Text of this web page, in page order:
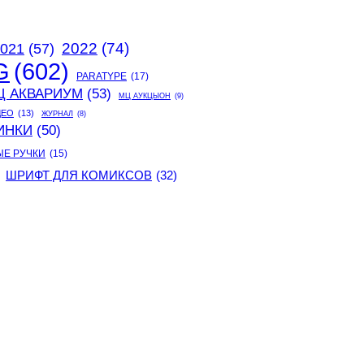
(57) 2022 (74)
(602) PARATYPE (17)
АКВАРИУМ (53) МЦ АУКЦЫОН (9)
(13) ЖУРНАЛ (8)
(50)
РУЧКИ (15)
ШРИФТ ДЛЯ КОМИКСОВ (32)